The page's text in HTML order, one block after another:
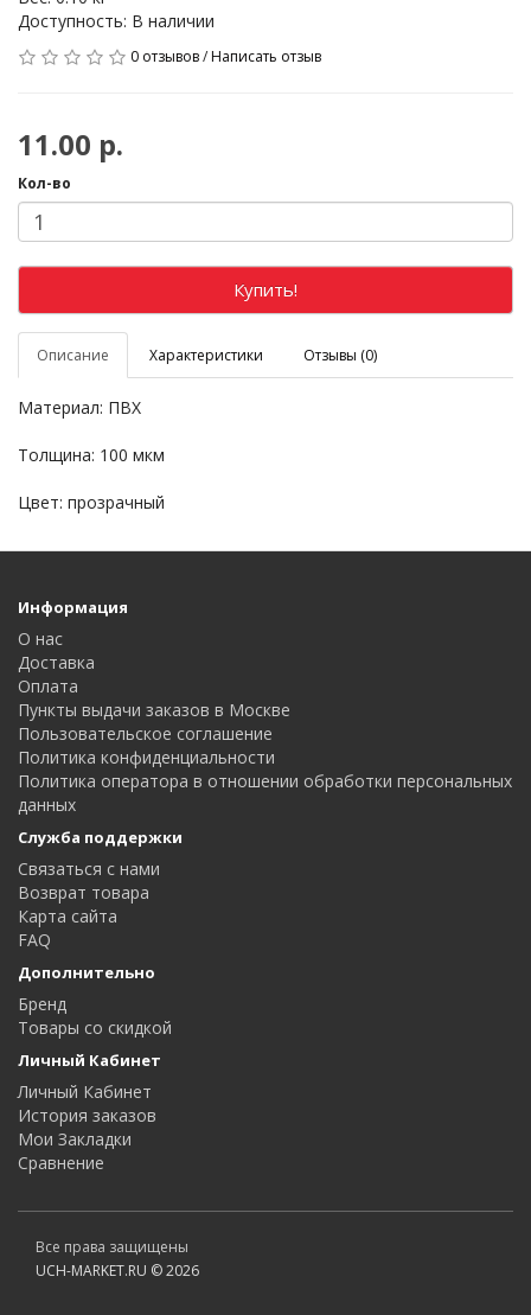
Доступность: В наличии
0 отзывов/Написать отзыв
11.00 р.
Кол-во
Купить!
Описание Характеристики Отзывы (0)
Материал: ПВХ
Толщина: 100 мкм
Цвет: прозрачный
Информация
О нас
Доставка
Оплата
Пункты выдачи заказов в Москве
Пользовательское соглашение
Политика конфиденциальности
Политика оператора в отношении обработки персональных
данных
Служба поддержки
Связаться с нами
Возврат товара
Карта сайта
FAQ
Дополнительно
Бренд
Товары со скидкой
Личный Кабинет
Личный Кабинет
История заказов
Мои Закладки
Сравнение
Все права защищены
UCH-MARKET.RU © 2026